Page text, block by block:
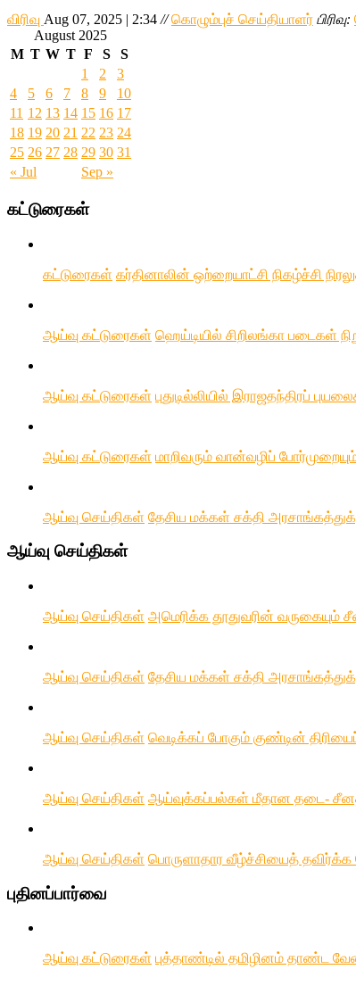
விரிவு Aug 07, 2025 | 2:34 // கொழும்புச் செய்தியாளர் பிரிவு:
August 2025
M T W T F S S
« Jul Sep »
1 2
3
4
5 6 7 8 9
10
11 12 13 14 15 16 17
18 19 20 21 22 23 24
25 26 27 28 29 30 31
கட்டுரைகள்
கட்டுரைகள் கர்தினாலின் ஒற்றையாட்சி நிகழ்ச்சி
ஆய்வு கட்டுரைகள் ஹெய்டியில் சிறிலங்கா படைகள்
ஆய்வு கட்டுரைகள் புதுடில்லியில் இராஜதந்திரப்
ஆய்வு கட்டுரைகள் மாறிவரும் வான்வழிப்
ஆய்வு செய்திகள் தேசிய மக்கள் சக்தி
ஆய்வு செய்திகள்
ஆய்வு செய்திகள் அமெரிக்க தூதுவரின் வருகையும்
ஆய்வு செய்திகள் தேசிய மக்கள் சக்தி
ஆய்வு செய்திகள் வெடிக்கப் போகும் குண்டின்
ஆய்வு செய்திகள் ஆய்வுக்கப்பல்கள் மீதான தடை-
ஆய்வு செய்திகள் பொருளாதார வீழ்ச்சியைத் தவிர்க்க
புதினப்பார்வை
ஆய்வு கட்டுரைகள் புத்தாண்டில் தமிழினம் தாண்ட